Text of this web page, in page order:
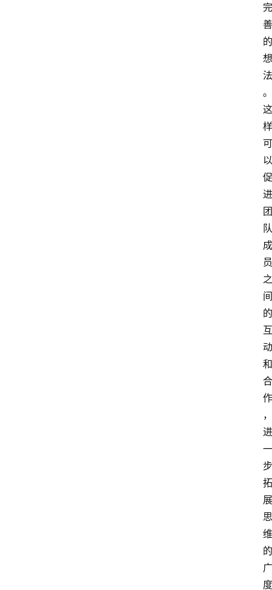
完
善
的
想
法
。
这
样
可
以
促
进
团
队
成
员
之
间
的
互
动
和
合
作
，
进
一
步
拓
展
思
维
的
广
度